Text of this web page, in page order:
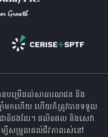
ម្រើដល់សាធារណជន និង
ាំមកហើយ ហើយក៏ត្រូវបានទទួល
ជាតិផងដែរ។ ផលិតផល និងសេវា
ម្បីសម្រួលដល់ជីវភាពរស់នៅ